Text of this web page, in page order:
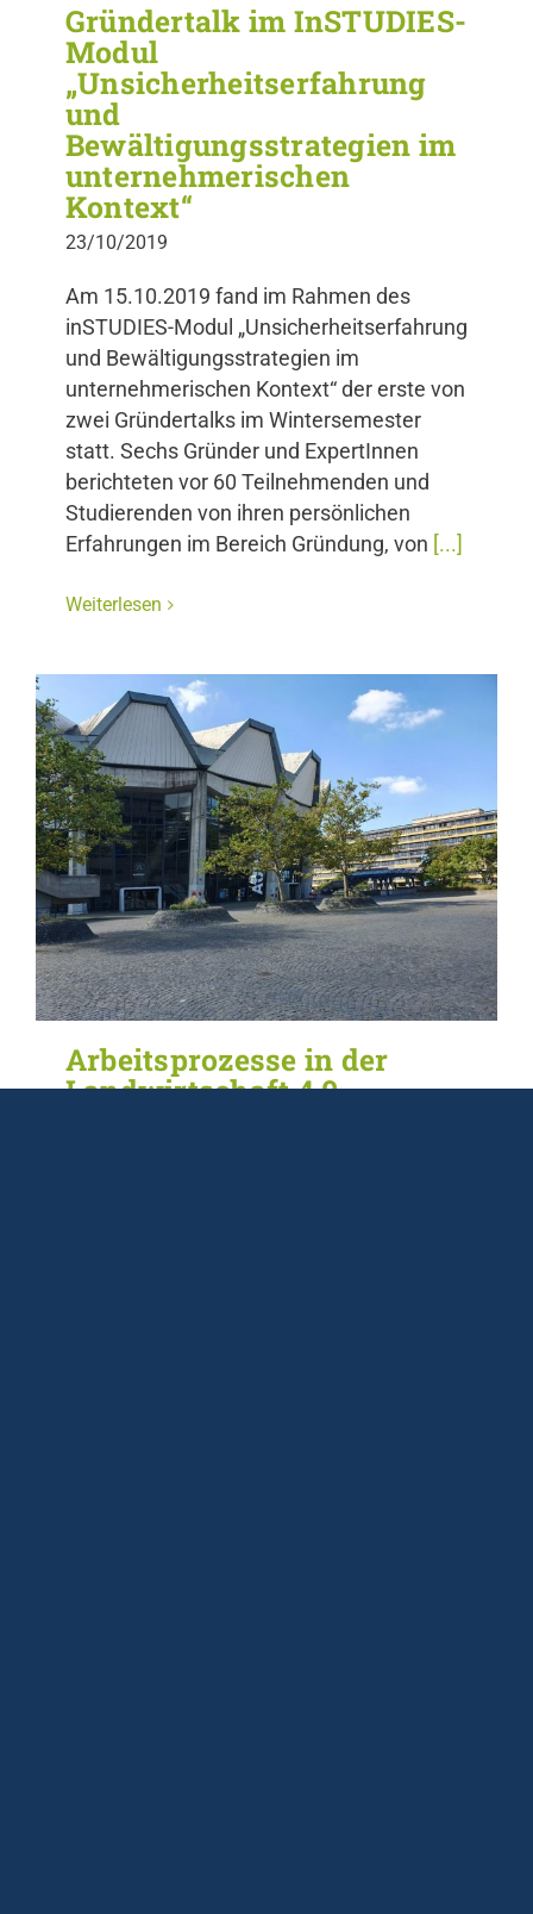
Gründertalk im InSTUDIES-
Modul
„Unsicherheitserfahrung
und
Bewältigungsstrategien im
unternehmerischen
Kontext“
23/10/2019
Am 15.10.2019 fand im Rahmen des
inSTUDIES-Modul „Unsicherheitserfahrung
und Bewältigungsstrategien im
unternehmerischen Kontext“ der erste von
zwei Gründertalks im Wintersemester
statt. Sechs Gründer und ExpertInnen
berichteten vor 60 Teilnehmenden und
Studierenden von ihren persönlichen
Erfahrungen im Bereich Gründung, von [...]
Weiterlesen
Arbeitsprozesse in der
Landwirtschaft 4.0 –